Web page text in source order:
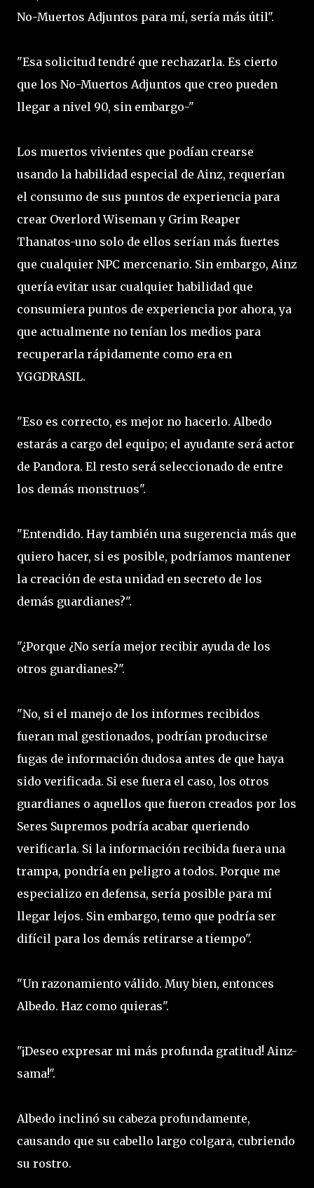
No-Muertos Adjuntos para mí, sería más útil".
"Esa solicitud tendré que rechazarla. Es cierto
que los No-Muertos Adjuntos que creo pueden
llegar a nivel 90, sin embargo-"
Los muertos vivientes que podían crearse
usando la habilidad especial de Ainz, requerían
el consumo de sus puntos de experiencia para
crear Overlord Wiseman y Grim Reaper
Thanatos-uno solo de ellos serían más fuertes
que cualquier NPC mercenario. Sin embargo, Ainz
quería evitar usar cualquier habilidad que
consumiera puntos de experiencia por ahora, ya
que actualmente no tenían los medios para
recuperarla rápidamente como era en
YGGDRASIL.
"Eso es correcto, es mejor no hacerlo. Albedo
estarás a cargo del equipo; el ayudante será actor
de Pandora. El resto será seleccionado de entre
los demás monstruos".
"Entendido. Hay también una sugerencia más que
quiero hacer, si es posible, podríamos mantener
la creación de esta unidad en secreto de los
demás guardianes?".
"¿Porque ¿No sería mejor recibir ayuda de los
otros guardianes?".
"No, si el manejo de los informes recibidos
fueran mal gestionados, podrían producirse
fugas de información dudosa antes de que haya
sido verificada. Si ese fuera el caso, los otros
guardianes o aquellos que fueron creados por los
Seres Supremos podría acabar queriendo
verificarla. Si la información recibida fuera una
trampa, pondría en peligro a todos. Porque me
especializo en defensa, sería posible para mí
llegar lejos. Sin embargo, temo que podría ser
difícil para los demás retirarse a tiempo".
"Un razonamiento válido. Muy bien, entonces
Albedo. Haz como quieras".
"¡Deseo expresar mi más profunda gratitud! Ainz-
sama!".
Albedo inclinó su cabeza profundamente,
causando que su cabello largo colgara, cubriendo
su rostro.